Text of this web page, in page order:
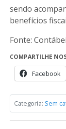
sendo
benefícios
Fonte:
COMPARTILHE
Facebook
Categoria: Sem